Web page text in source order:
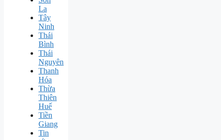
La
Tây
Ninh
Thái
Bình
Thái
Nguyên
Thanh
Hóa
Thừa
Thiên
Huế
Tiền
Giang
Tin